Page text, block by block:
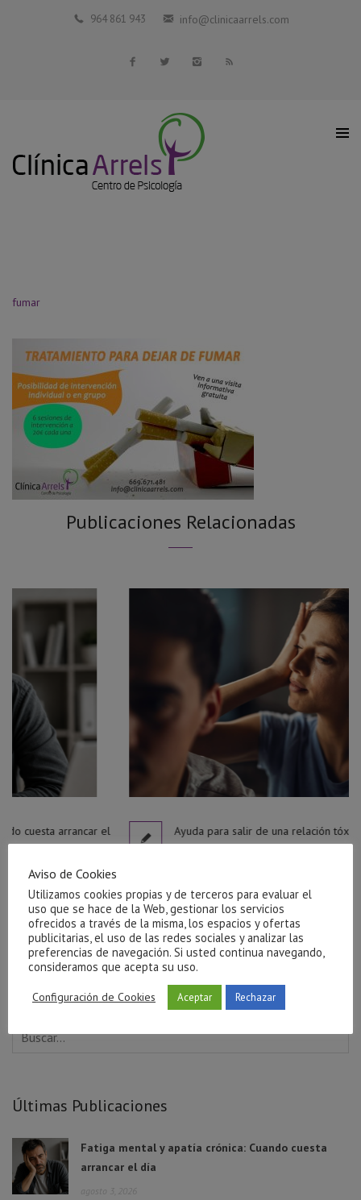
Blog
964 861 943 info@clinicaarrels.com
fumar
Publicaciones Relacionadas
el Ayuda para salir de una relación tóxica en Castellón
Últimas Publicaciones
Fatiga mental y apatía crónica: Cuando cuesta
arrancar el día
agosto 3, 2026
Aviso de Cookies
Utilizamos cookies propias y de terceros para evaluar el
uso que se hace de la Web, gestionar los servicios
ofrecidos a través de la misma, los espacios y ofertas
publicitarias, el uso de las redes sociales y analizar las
preferencias de navegación. Si usted continua navegando,
consideramos que acepta su uso.
Configuración de Cookies Aceptar Rechazar